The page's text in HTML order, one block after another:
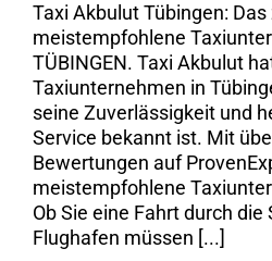
Taxi Akbulut Tübingen:
meistempfohlene
TÜBINGEN. Taxi Akbulut
Taxiunternehmen in
seine Zuverlässigkeit und
Service bekannt ist. Mit
Bewertungen auf
meistempfohlene
Ob Sie eine Fahrt durch
Flughafen müssen [...]